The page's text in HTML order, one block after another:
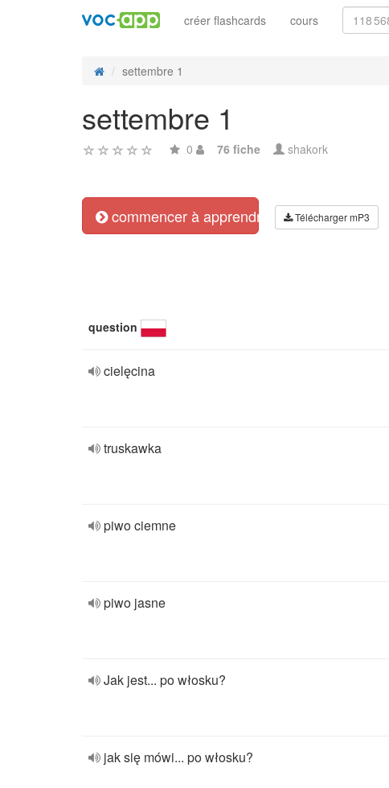
créer flashcards cours
settembre 1
settembre 1
0 76 fiche shakork
commencer à apprendre Télécharger mP3
question
cielęcina
truskawka
piwo ciemne
piwo jasne
Jak jest... po włosku?
jak się mówi... po włosku?